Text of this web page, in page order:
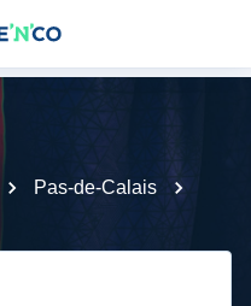
Pas-de-Calais